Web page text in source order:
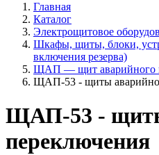
Главная
Каталог
Электрощитовое
Шкафы, щиты, блоки,
включения резерва)
ЩАП — щит аварийного
ЩАП-53 - щиты
ЩАП-53 -
переключения